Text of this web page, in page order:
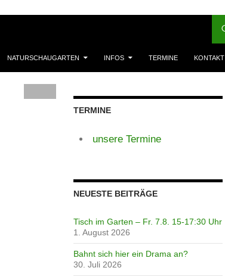
NATURSCHAUGARTEN INFOS TERMINE KONTAKT
TERMINE
unsere Termine
NEUESTE BEITRÄGE
Tisch im Garten – Fr. 7.8. 15-17:30 Uhr
1. August 2026
Bahnt sich hier ein Drama an?
30. Juli 2026